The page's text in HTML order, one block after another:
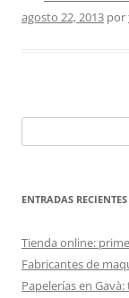
agosto 22, 2013 por
ENTRADAS RECIENTES
Tienda online:
Fabricantes de
Papelerías en